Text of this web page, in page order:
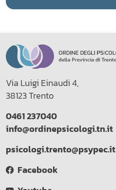
Via Luigi Einaudi 4,
38123 Trento
0461 237040
info@ordinepsicologi.tn.it
psicologi.trento@psypec.it
Facebook